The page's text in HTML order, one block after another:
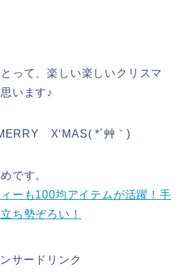
って、楽しい楽しいクリスマ
います♪
X‘MAS( *´艸｀)
です。
ーも100均アイテムが活躍！手
ち勢ぞろい！
サードリンク